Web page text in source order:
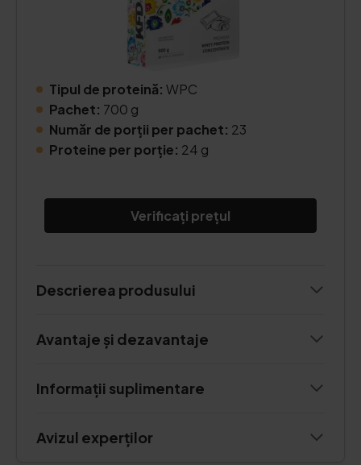
Tipul de proteină: WPC
Pachet: 700 g
Număr de porții per pachet: 23
Proteine per porție: 24 g
Verificați prețul
Descrierea produsului
Avantaje și dezavantaje
Informații suplimentare
Avizul experților